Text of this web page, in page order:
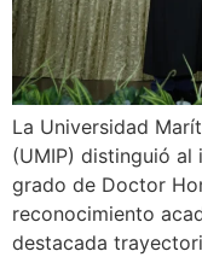
La Universidad
(UMIP) distinguió al
grado de Doctor
reconocimiento
destacada